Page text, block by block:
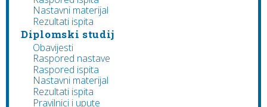
Nastavni materijal
Rezultati ispita
Diplomski studij
Obavijesti
Raspored nastave
Raspored ispita
Nastavni materijal
Rezultati ispita
Pravilnici i upute